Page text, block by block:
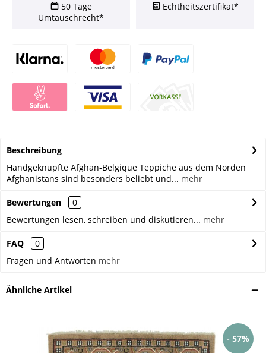
50 Tage
Umtauschrecht*
Echtheitszertifikat*
Beschreibung
Handgeknüpfte Afghan-Belgique Teppiche aus dem Norden
Afghanistans sind besonders beliebt und... mehr
Bewertungen
0
Bewertungen lesen, schreiben und diskutieren... mehr
FAQ
0
Fragen und Antworten mehr
Ähnliche Artikel
- 57%